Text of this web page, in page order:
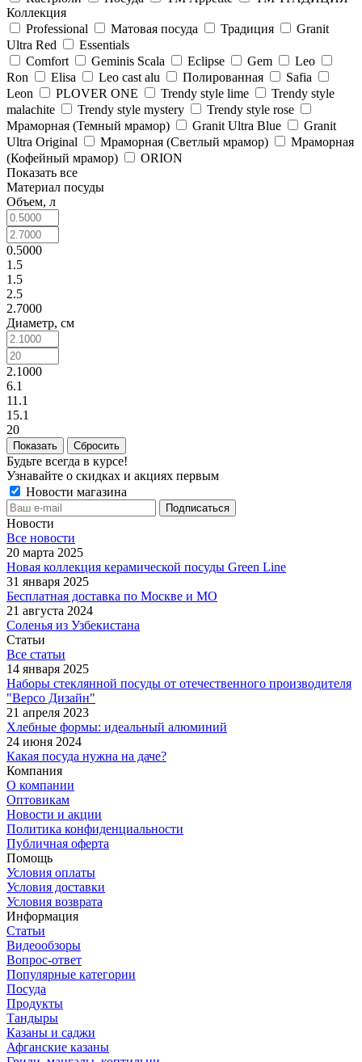
Коллекция
Professional
Матовая посуда Традиция
Granit
Ultra Red
Essentials
Comfort
Geminis Scala Eclipse Gem
Leo
Ron
Elisa Leo cast alu Полированная
Safia
Leon
PLOVER ONE Trendy style lime
Trendy style
malachite
Trendy style mystery
Trendy style rose
Мраморная (Темный мрамор)
Granit Ultra Blue
Granit
Ultra Original
Мраморная (Светлый мрамор)
Мраморная
(Кофейный мрамор)
ORION
Показать все
Материал посуды
Объем, л
0.5000
1.5
1.5
2.5
2.7000
Диаметр, см
2.1000
6.1
11.1
15.1
20
Сбросить
Будьте всегда в курсе!
Узнавайте о скидках и акциях первым
Новости магазина
Новости
Все новости
20 марта 2025
Новая коллекция керамической посуды Green Line
31 января 2025
Бесплатная доставка по Москве и МО
21 августа 2024
Соленья из Узбекистана
Статьи
Все статьи
14 января 2025
Наборы стеклянной посуды от отечественного производителя
"Версо Дизайн"
21 апреля 2023
Хлебные формы: идеальный алюминий
24 июня 2024
Какая посуда нужна на даче?
Компания
О компании
Оптовикам
Новости и акции
Политика конфиденциальности
Публичная оферта
Помощь
Условия оплаты
Условия доставки
Условия возврата
Информация
Статьи
Видеообзоры
Вопрос-ответ
Популярные категории
Посуда
Продукты
Тандыры
Казаны и саджи
Афганские казаны